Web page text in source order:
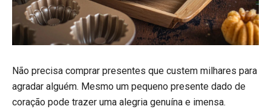
Não precisa comprar presentes que custem milhares para
agradar alguém. Mesmo um pequeno presente dado de
coração pode trazer uma alegria genuína e imensa.